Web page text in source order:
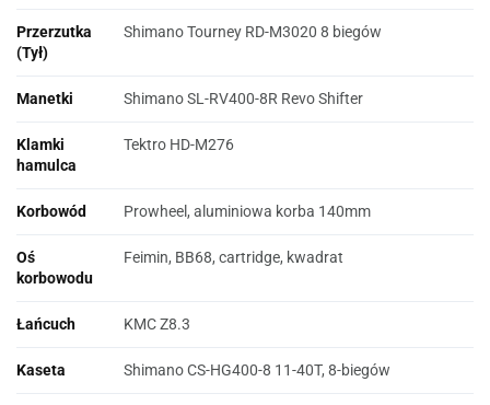
Przerzutka
(Tył)
Shimano Tourney RD-M3020 8 biegów
Manetki Shimano SL-RV400-8R Revo Shifter
Klamki
hamulca
Tektro HD-M276
Korbowód Prowheel, aluminiowa korba 140mm
Oś
korbowodu
Feimin, BB68, cartridge, kwadrat
Łańcuch KMC Z8.3
Kaseta Shimano CS-HG400-8 11-40T, 8-biegów